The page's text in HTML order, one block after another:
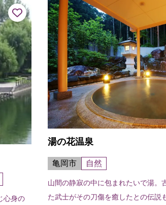
心身の
湯の花温泉
亀岡市 自然
山間の静寂の中に包まれたいで湯。
た武士がその刀傷を癒したとの伝説